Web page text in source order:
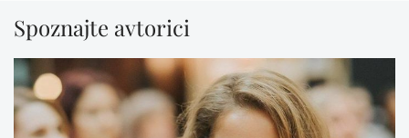
Spoznajte avtorici